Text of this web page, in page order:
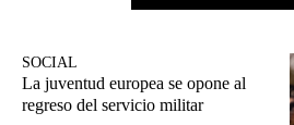
SOCIAL
La juventud europea se opone al
regreso del servicio militar